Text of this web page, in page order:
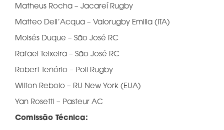
Matheus Rocha – Jacareí Rugby
Matteo Dell’Acqua – Valorugby Emilia (ITA)
Moisés Duque – São José RC
Rafael Teixeira – São José RC
Robert Tenório – Poli Rugby
Wilton Rebolo – RU New York (EUA)
Yan Rosetti – Pasteur AC
Comissão Técnica: